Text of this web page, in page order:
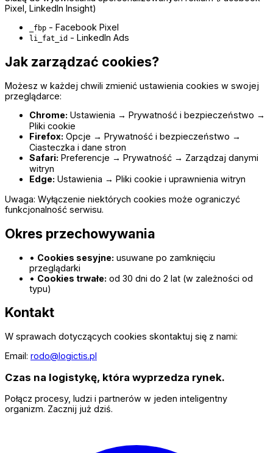
Pixel, LinkedIn Insight)
_fbp - Facebook Pixel
li_fat_id - LinkedIn Ads
Jak zarządzać cookies?
Możesz w każdej chwili zmienić ustawienia cookies w swojej
przeglądarce:
Chrome: Ustawienia → Prywatność i bezpieczeństwo →
Pliki cookie
Firefox: Opcje → Prywatność i bezpieczeństwo →
Ciasteczka i dane stron
Safari: Preferencje → Prywatność → Zarządzaj danymi
witryn
Edge: Ustawienia → Pliki cookie i uprawnienia witryn
Uwaga: Wyłączenie niektórych cookies może ograniczyć
funkcjonalność serwisu.
Okres przechowywania
• Cookies sesyjne: usuwane po zamknięciu
przeglądarki
• Cookies trwałe: od 30 dni do 2 lat (w zależności od
typu)
Kontakt
W sprawach dotyczących cookies skontaktuj się z nami:
Email: rodo@logictis.pl
Czas na logistykę, która wyprzedza rynek.
Połącz procesy, ludzi i partnerów w jeden inteligentny
organizm. Zacznij już dziś.